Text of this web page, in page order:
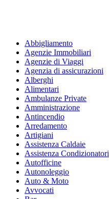
Abbigliamento
Agenzie Immobiliari
Agenzie di Viaggi
Agenzia di assicurazioni
Alberghi
Alimentari
Ambulanze Private
Amministrazione
Antincendio
Arredamento
Artigiani
Assistenza Caldaie
Assistenza Condizionatori
Autofficine
Autonoleggio
Auto & Moto
Avvocati